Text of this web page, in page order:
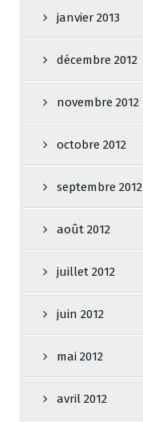
janvier 2013
décembre 2012
novembre 2012
octobre 2012
septembre 2012
août 2012
juillet 2012
juin 2012
mai 2012
avril 2012